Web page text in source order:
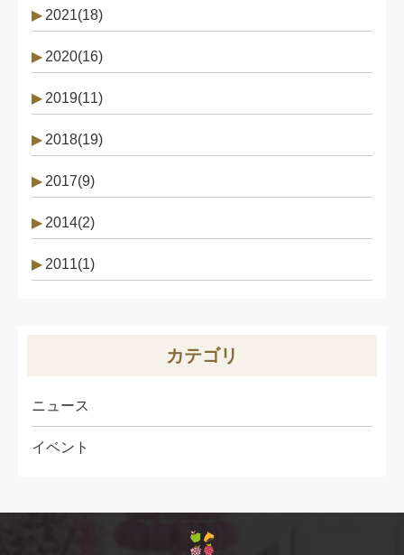
2021(18)
2020(16)
2019(11)
2018(19)
2017(9)
2014(2)
2011(1)
カテゴリ
ニュース
イベント